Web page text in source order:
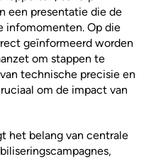
een presentatie die de
infomomenten. Op die
geïnformeerd worden
om stappen te
technische precisie en
om de impact van
het belang van centrale